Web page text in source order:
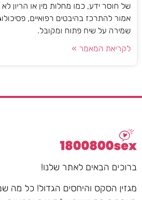
של חוסר ידע, כמו מחלות מין או הריון לא
אמור להתרכז בהיבטים רפואיים,
שמירה על שיח פתוח ומקובל.
לקריאת המאמר »
ברוכים הבאים לאתר שלנו!
מגזין הסקס והיחסים הגדול! כל מה